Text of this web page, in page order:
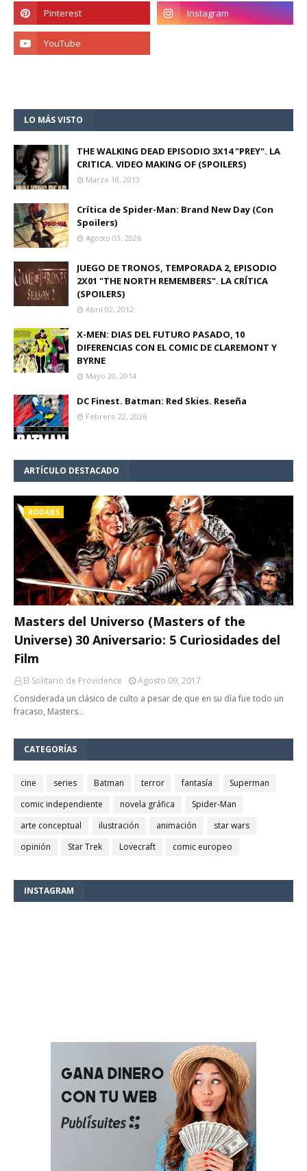
LO MÁS VISTO
THE WALKING DEAD EPISODIO 3X14 "PREY". LA
CRITICA. VIDEO MAKING OF (SPOILERS)
Marzo 18, 2013
Crítica de Spider-Man: Brand New Day (Con
Spoilers)
Agosto 03, 2026
JUEGO DE TRONOS, TEMPORADA 2, EPISODIO
2X01 "THE NORTH REMEMBERS". LA CRÍTICA
(SPOILERS)
Abril 02, 2012
X-MEN: DIAS DEL FUTURO PASADO, 10
DIFERENCIAS CON EL COMIC DE CLAREMONT Y
BYRNE
Mayo 20, 2014
DC Finest. Batman: Red Skies. Reseña
Febrero 22, 2026
ARTÍCULO DESTACADO
RODAJES
Masters del Universo (Masters of the
Universe) 30 Aniversario: 5 Curiosidades del
Film
El Solitario de Providence
Agosto 09, 2017
Considerada un clásico de culto a pesar de que en su día fue todo un
fracaso, Masters…
CATEGORÍAS
cine series Batman terror fantasía
Superman
comic independiente
novela gráfica
Spider-Man
arte conceptual
ilustración animación
star wars
opinión
Star Trek Lovecraft comic europeo
INSTAGRAM